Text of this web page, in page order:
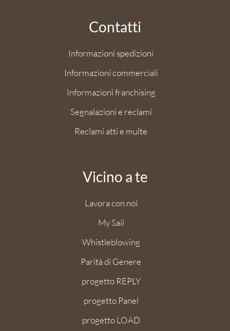
Contatti
Informazioni spedizioni
Informazioni commerciali
Informazioni franchising
Segnalazioni e reclami
Reclami atti e multe
Vicino a te
Lavora con noi
My Sail
Whistleblowing
Parità di Genere
progetto REPLY
progetto Panel
progetto LOAD